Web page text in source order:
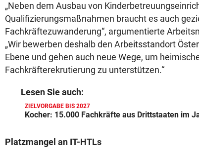
„Neben dem Ausbau von
Qualifizierungsmaßnahmen braucht es auch
Fachkräftezuwanderung“, argumentierte
„Wir bewerben deshalb den Arbeitsstandort
Ebene und gehen auch neue Wege, um
Fachkräfterekrutierung zu unterstützen.“
Lesen Sie auch:
ZIELVORGABE BIS 2027
Kocher: 15.000 Fachkräfte aus Drittstaaten im
Platzmangel an IT-HTLs